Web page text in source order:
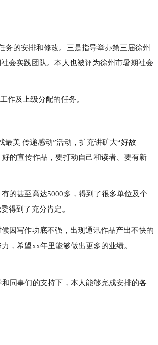
务的安排和修改。三是指导举办第三届徐州
会实践团队。本人也被评为徐州市暑期社会
作及上级分配的任务。
美 传递感动”活动，扩充讲矿大“好故
的宣传作品，要打动自己和读者、要有新
的甚至高达5000多，得到了很多单位及个
得到了充分肯定。
因写作功底不强，出现通讯作品产出不快的
，希望xx年里能够做出更多的业绩。
同事们的支持下，本人能够完成安排的各